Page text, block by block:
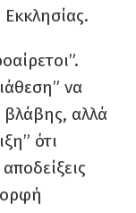
να
βλάβης, αλλά
ότι